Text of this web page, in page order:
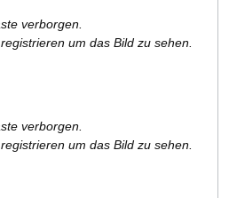
verborgen.
um das Bild zu sehen.
verborgen.
um das Bild zu sehen.